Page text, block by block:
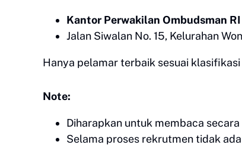
Kantor Perwakilan Ombudsman
Jalan Siwalan No. 15, Kelurahan
Hanya pelamar terbaik sesuai
Note:
Diharapkan untuk membaca
Selama proses rekrutmen tidak